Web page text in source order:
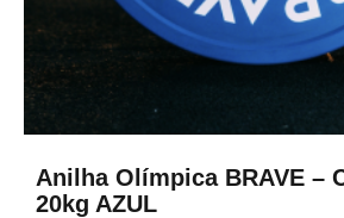
Anilha Olímpica BRAVE –
20kg AZUL